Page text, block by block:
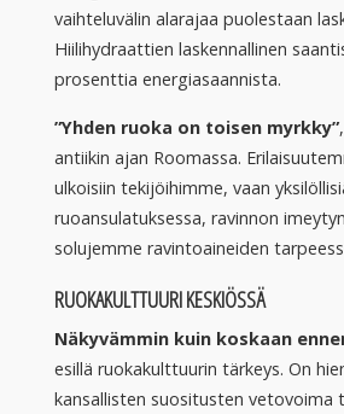
vaihteluvälin alarajaa puolestaan
Hiilihydraattien laskennallinen
prosenttia energiasaannista.
”Yhden ruoka on toisen myrkky”
antiikin ajan Roomassa.
ulkoisiin tekijöihimme, vaan
ruoansulatuksessa, ravinnon
solujemme ravintoaineiden
RUOKAKULTTUURI KESKIÖSSÄ
Näkyvämmin kuin koskaan
esillä ruokakulttuurin tärkeys. On
kansallisten suositusten vetovoima